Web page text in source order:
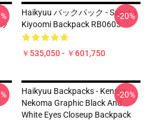
Haikyuu バックパック - Sakusa
Kiyoomi Backpack RB0605
￥535,050 - ￥601,750
-20%
Haikyuu Backpacks - Kenma
Nekoma Graphic Black And
White Eyes Closeup Backpack
-20%